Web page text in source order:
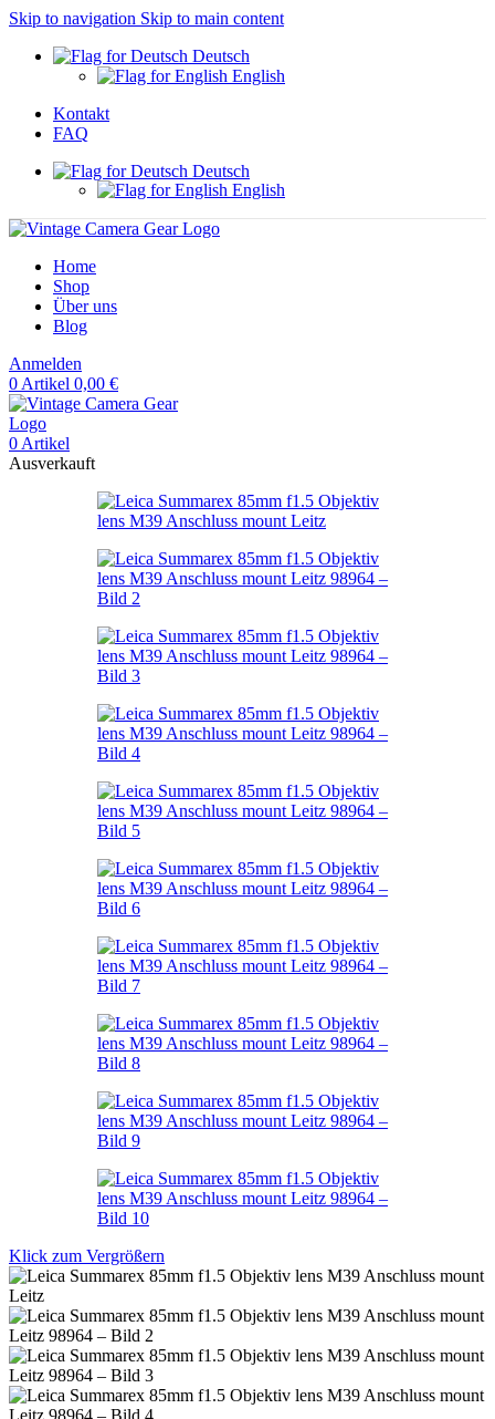
Skip to navigation Skip to main content
Deutsch
English
Kontakt
FAQ
Deutsch
English
Home
Shop
Über uns
Blog
Anmelden
0 Artikel 0,00 €
0 Artikel
Ausverkauft
Klick zum Vergrößern